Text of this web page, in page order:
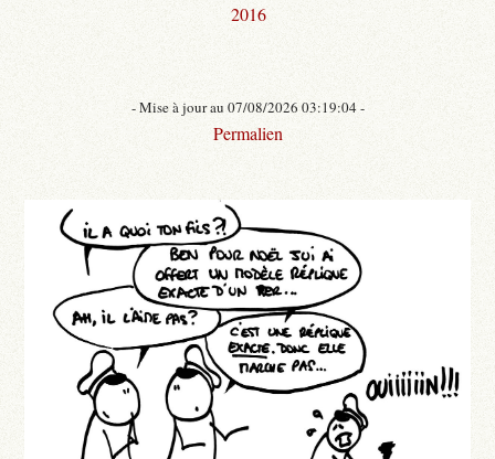
2016
- Mise à jour au 07/08/2026 03:19:04 -
Permalien